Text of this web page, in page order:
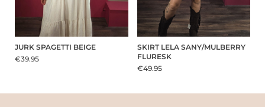
JURK SPAGETTI BEIGE
€39.95
SKIRT LELA SANY/MULBERRY
FLURESK
€49.95